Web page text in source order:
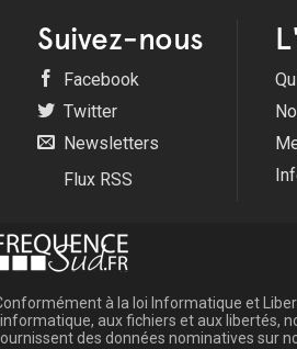
Suivez-nous
Facebook
Twitter
Newsletters
Flux RSS
à la loi Informatique et
aux fichiers et aux libertés,
des données nominatives sur